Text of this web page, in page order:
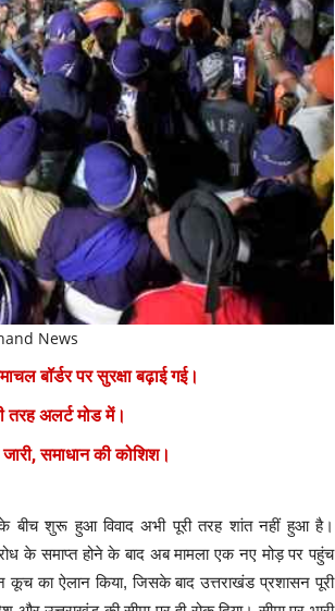
News
बॉर्डर पर सुरक्षा बढ़ाई गई।
तरह अलर्ट मोड में।
समाधान की कोशिश।
बीच शुरू हुआ विवाद अभी पूरी तरह शांत नहीं हुआ है।
के समाप्त होने के बाद अब मामला एक नए मोड़ पर पहुंच
कूच का ऐलान किया, जिसके बाद उत्तराखंड प्रशासन पूरी